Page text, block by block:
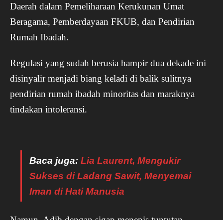
Daerah dalam Pemeliharaan Kerukunan Umat
Beragama, Pemberdayaan FKUB, dan Pendirian
Rumah Ibadah.
Regulasi yang sudah berusia hampir dua dekade ini
disinyalir menjadi biang keladi di balik sulitnya
pendirian rumah ibadah minoritas dan maraknya
tindakan intoleransi.
Baca juga: Lia Laurent, Mengukir
Sukses di Ladang Sawit, Menyemai
Iman di Hati Manusia